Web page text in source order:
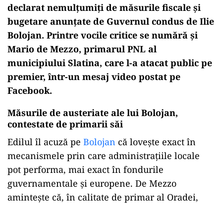
declarat nemulțumiți de măsurile fiscale și
bugetare anunțate de Guvernul condus de Ilie
Bolojan. Printre vocile critice se numără și
Mario de Mezzo, primarul PNL al
municipiului Slatina, care l-a atacat public pe
premier, într-un mesaj video postat pe
Facebook.
Măsurile de austeriate ale lui Bolojan,
contestate de primarii săi
Edilul îl acuză pe Bolojan că lovește exact în
mecanismele prin care administrațiile locale
pot performa, mai exact în fondurile
guvernamentale și europene. De Mezzo
amintește că, în calitate de primar al Oradei,